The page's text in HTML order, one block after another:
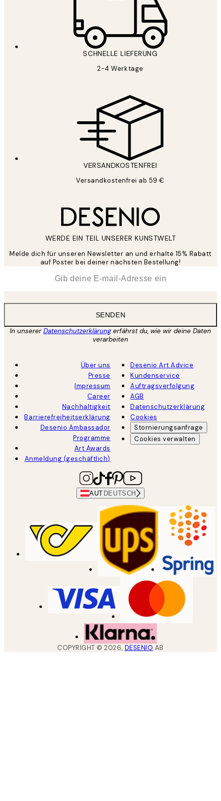
SCHNELLE LIEFERUNG
2-4 Werktage
VERSANDKOSTENFREI
Versandkostenfrei ab 59 €
WERDE EIN TEIL UNSERER KUNSTWELT
Melde dich für unseren Newsletter an und erhalte 15% Rabatt
auf Poster bei deiner nächsten Bestellung!
SENDEN
In unsererDatenschutzerklärungerfährst du, wie wir deine Daten
verarbeiten
Über uns
Presse
Impressum
Career
Nachhaltigkeit
Barrierefreiheitserklärung
Desenio Ambassador
Programme
Art Awards
Anmeldung (geschäftlich)
Desenio Art Advice
Kundenservice
Auftragsverfolgung
AGB
Datenschutzerklärung
Cookies
Stornierungsanfrage
Cookies verwalten
AUT DEUTSCH
COPYRIGHT ©2026, DESENIO AB